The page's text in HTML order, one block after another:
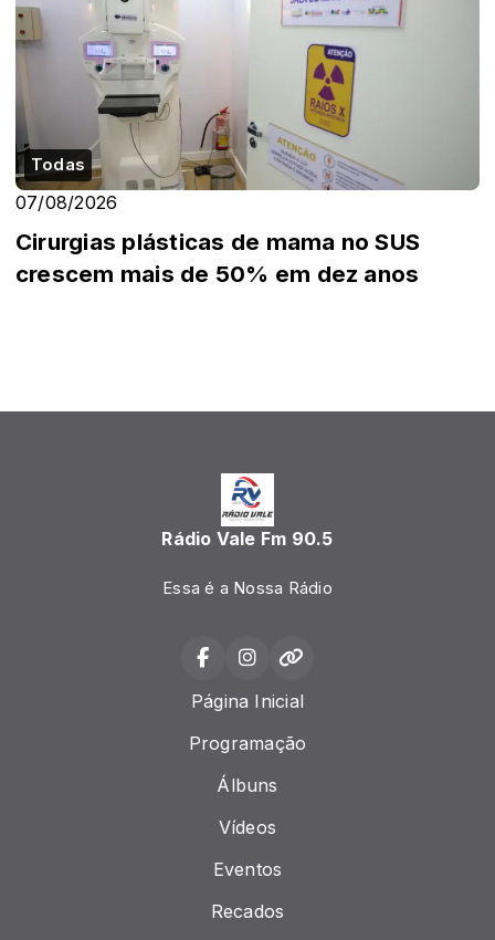
Todas
07/08/2026
Cirurgias plásticas de mama no SUS
crescem mais de 50% em dez anos
Rádio Vale Fm 90.5
Essa é a Nossa Rádio
Página Inicial
Programação
Álbuns
Vídeos
Eventos
Recados